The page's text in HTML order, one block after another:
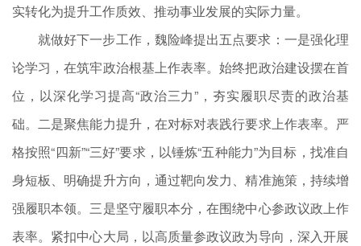
实转化为提升工作质效、推动事业发展的实际力量。
就做好下一步工作，魏险峰提出五点要求：一是强化理
论学习，在筑牢政治根基上作表率。始终把政治建设摆在首
位，以深化学习提高“政治三力”，夯实履职尽责的政治基
础。二是聚焦能力提升，在对标对表践行要求上作表率。严
格按照“四新”“三好”要求，以锤炼“五种能力”为目标，找准自
身短板、明确提升方向，通过靶向发力、精准施策，持续增
强履职本领。三是坚守履职本分，在围绕中心参政议政上作
表率。紧扣中心大局，以高质量参政议政为导向，深入开展